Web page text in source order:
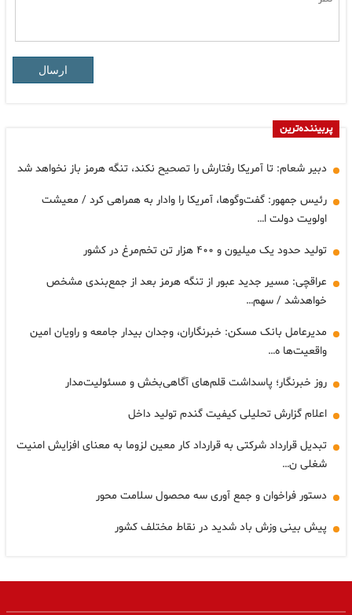
ارسال
پربیننده‌ترین
دبیر شعام: تا آمریکا رفتارش را تصحیح نکند، تنگه هرمز باز نخواهد شد
رئیس جمهور: گفت‌وگوها، آمریکا را وادار به همراهی کرد / معیشت
اولویت دولت ا…
تولید حدود یک میلیون و ۴۰۰ هزار تن تخم‌مرغ در کشور
عراقچی: مسیر جدید عبور از تنگه هرمز بعد از جمع‌بندی مشخص
خواهدشد / سهم…
مدیرعامل بانک مسکن: خبرنگاران، وجدان بیدار جامعه و راویان امین
واقعیت‌ها ه…
روز خبرنگار؛ پاسداشت قلم‌های آگاهی‌بخش و مسئولیت‌مدار
اعلام گزارش تحلیلی کیفیت گندم تولید داخل
تبدیل قرارداد شرکتی به قرارداد کار معین لزوما به معنای افزایش امنیت
شغلی ن…
دستور فراخوان و جمع آوری سه محصول سلامت محور
پیش بینی وزش باد شدید در نقاط مختلف کشور